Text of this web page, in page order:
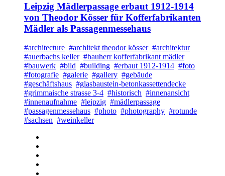
Leipzig Mädlerpassage erbaut 1912-1914
von Theodor Kösser für Kofferfabrikanten
Mädler als Passagenmessehaus
#architecture #architekt theodor kösser #architektur
#auerbachs keller #bauherr kofferfabrikant mädler
#bauwerk #bild #building #erbaut 1912-1914 #foto
#fotografie #galerie #gallery #gebäude
#geschäftshaus #glasbaustein-betonkassettendecke
#grimmaische strasse 3-4 #historisch #innenansicht
#innenaufnahme #leipzig #mädlerpassage
#passagenmessehaus #photo #photography #rotunde
#sachsen #weinkeller